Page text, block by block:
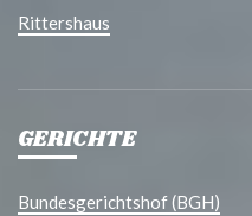
Rittershaus
GERICHTE
Bundesgerichtshof (BGH)